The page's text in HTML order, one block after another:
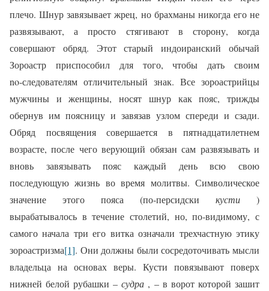
плечо. Шнур завязывает жрец, но брахманы никогда его не
развязывают, а просто стягивают в сторону, когда
совершают обряд. Этот старый индоиранский обычай
Зороастр приспособил для того, чтобы дать своим
no‑следователям отличительный знак. Все зороастрийцы
мужчины и женщины, носят шнур как пояс, трижды
обернув им поясницу и завязав узлом спереди и сзади.
Обряд посвящения совершается в пятнадцатилетнем
возрасте, после чего верующий обязан сам развязывать и
вновь завязывать пояс каждый день всю свою
последующую жизнь во время молитвы. Символическое
значение этого пояса (по‑персидски кусти )
вырабатывалось в течение столетий, но, по‑видимому, с
самого начала три его витка означали трехчастную этику
зороастризма[1]. Они должны были сосредоточивать мысли
владельца на основах веры. Кусти повязывают поверх
нижней белой рубашки – судра , – в ворот которой зашит